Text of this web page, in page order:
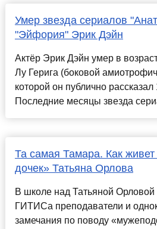
Умер звезда сериалов
"Эйфория" Эрик Дэйн
Актёр Эрик Дэйн умер в
Лу Герига (боковой
которой он публично
Последние месяцы звезда
Та самая Тамара. Как
дочек» Татьяна Орлова
В школе над Татьяной Орловой
ГИТИСа преподаватели и
замечания по поводу